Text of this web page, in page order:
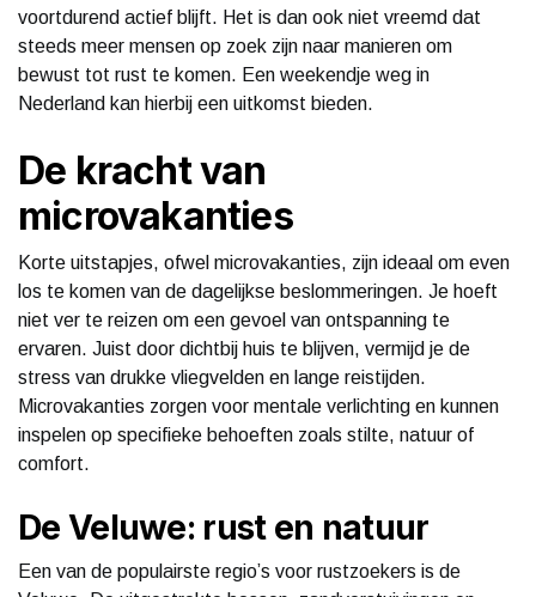
voortdurend actief blijft. Het is dan ook niet vreemd dat
steeds meer mensen op zoek zijn naar manieren om
bewust tot rust te komen. Een weekendje weg in
Nederland kan hierbij een uitkomst bieden.
De kracht van
microvakanties
Korte uitstapjes, ofwel microvakanties, zijn ideaal om even
los te komen van de dagelijkse beslommeringen. Je hoeft
niet ver te reizen om een gevoel van ontspanning te
ervaren. Juist door dichtbij huis te blijven, vermijd je de
stress van drukke vliegvelden en lange reistijden.
Microvakanties zorgen voor mentale verlichting en kunnen
inspelen op specifieke behoeften zoals stilte, natuur of
comfort.
De Veluwe: rust en natuur
Een van de populairste regio’s voor rustzoekers is de